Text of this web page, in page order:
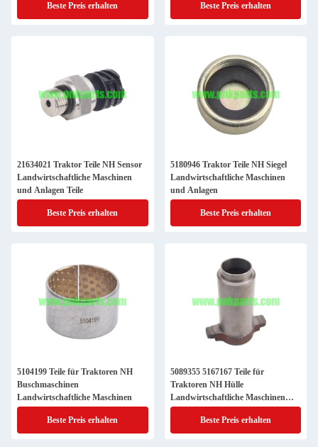
Beste Preis erhalten Beste Preis erhalten
21634021 Traktor Teile NH Sensor
Landwirtschaftliche Maschinen
und Anlagen Teile
Beste Preis erhalten
5180946 Traktor Teile NH Siegel
Landwirtschaftliche Maschinen
und Anlagen
Beste Preis erhalten
5104199 Teile für Traktoren NH
Buschmaschinen
Landwirtschaftliche Maschinen
Beste Preis erhalten
5089355 5167167 Teile für
Traktoren NH Hülle
Landwirtschaftliche Maschinen
Teile
Beste Preis erhalten